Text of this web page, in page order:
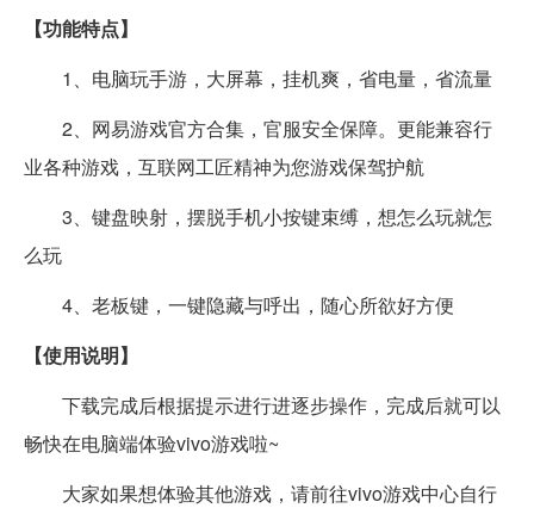
【功能特点】
1、电脑玩手游，大屏幕，挂机爽，省电量，省流量
2、网易游戏官方合集，官服安全保障。更能兼容行
业各种游戏，互联网工匠精神为您游戏保驾护航
3、键盘映射，摆脱手机小按键束缚，想怎么玩就怎
么玩
4、老板键，一键隐藏与呼出，随心所欲好方便
【使用说明】
下载完成后根据提示进行进逐步操作，完成后就可以
畅快在电脑端体验vivo游戏啦~
大家如果想体验其他游戏，请前往vivo游戏中心自行